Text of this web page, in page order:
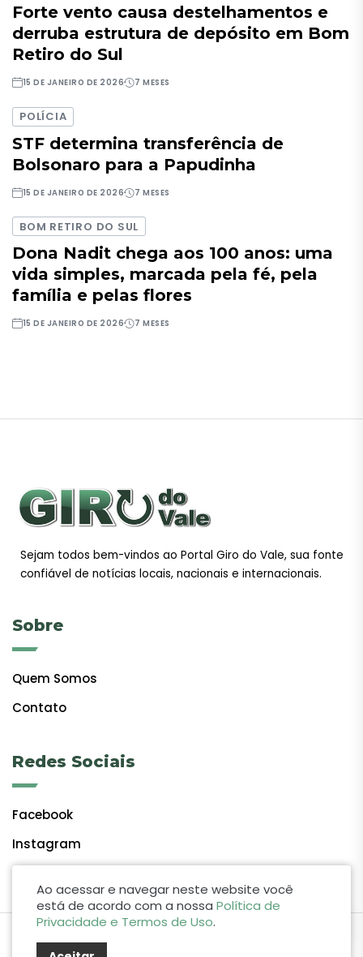
Forte vento causa destelhamentos e
derruba estrutura de depósito em Bom
Retiro do Sul
15 DE JANEIRO DE 2026 7 MESES
POLÍCIA
STF determina transferência de
Bolsonaro para a Papudinha
15 DE JANEIRO DE 2026 7 MESES
BOM RETIRO DO SUL
Dona Nadit chega aos 100 anos: uma
vida simples, marcada pela fé, pela
família e pelas flores
15 DE JANEIRO DE 2026 7 MESES
Sejam todos bem-vindos ao Portal Giro do Vale, sua fonte
confiável de notícias locais, nacionais e internacionais.
Sobre
Quem Somos
Contato
Redes Sociais
Facebook
Instagram
Ao acessar e navegar neste website você
está de acordo com a nossa Política de
Privacidade e Termos de Uso.